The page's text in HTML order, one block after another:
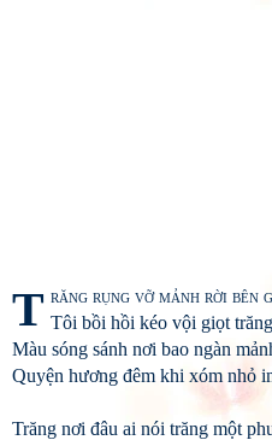
T răng rụng vỡ mảnh rời bên
Tôi bồi hồi kéo vội giọt
Màu sóng sánh nơi bao ngàn
Quyện hương đêm khi xóm nhỏ
Trăng nơi đâu ai nói trăng một